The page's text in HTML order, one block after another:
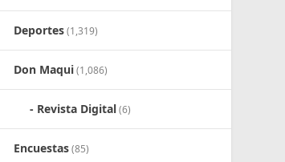
Deportes(1,319)
Don Maqui(1,086)
Revista Digital(6)
Encuestas(85)